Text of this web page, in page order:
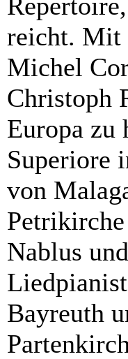
reicht. Mit
Michel
Christoph
Europa zu
Superiore
von
Nablus
Bayreuth